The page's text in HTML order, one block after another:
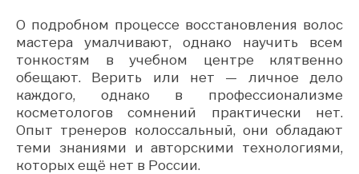
О подробном процессе восстановления волос
мастера умалчивают, однако научить всем
тонкостям в учебном центре клятвенно
обещают. Верить или нет — личное дело
каждого, однако в профессионализме
косметологов сомнений практически нет.
Опыт тренеров колоссальный, они обладают
теми знаниями и авторскими технологиями,
которых ещё нет в России.